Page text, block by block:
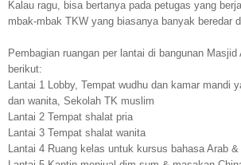
Kalau ragu, bisa bertanya pada petugas yang
mbak-mbak TKW yang biasanya banyak beredar
Pembagian ruangan per lantai di bangunan
berikut:
Lantai 1 Lobby, Tempat wudhu dan kamar mandi
dan wanita, Sekolah TK muslim
Lantai 2 Tempat shalat pria
Lantai 3 Tempat shalat wanita
Lantai 4 Ruang kelas untuk kursus bahasa Arab &